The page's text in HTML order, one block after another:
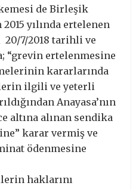
de Birleşik
yılında ertelenen
7/2018 tarihli ve
“grevin ertelenmesine
kararlarında
ilgili ve yeterli
Anayasa’nın
altına alınan sendika
karar vermiş ve
ödenmesine
haklarını